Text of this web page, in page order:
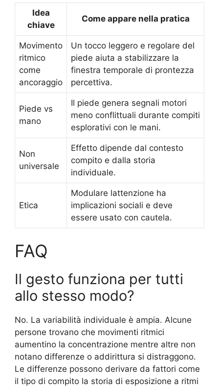
Idea
chiave
Come appare nella pratica
Movimento
ritmico
come
ancoraggio
Un tocco leggero e regolare del
piede aiuta a stabilizzare la
finestra temporale di prontezza
percettiva.
Piede vs
mano
Il piede genera segnali motori
meno conflittuali durante compiti
esplorativi con le mani.
Non
universale
Effetto dipende dal contesto
compito e dalla storia
individuale.
Etica
Modulare lattenzione ha
implicazioni sociali e deve
essere usato con cautela.
FAQ
Il gesto funziona per tutti
allo stesso modo?
No. La variabilità individuale è ampia. Alcune
persone trovano che movimenti ritmici
aumentino la concentrazione mentre altre non
notano differenze o addirittura si distraggono.
Le differenze possono derivare da fattori come
il tipo di compito la storia di esposizione a ritmi